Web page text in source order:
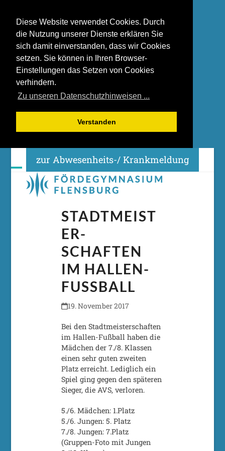
Diese Website verwendet Cookies. Durch
die Nutzung unserer Dienste erklären Sie
sich damit einverstanden, dass wir Cookies
setzen. Sie können in Ihren Browser-
Einstellungen das Setzen von Cookies
verhindern.
Zu unseren Datenschutzhinweisen ...
Verstanden
zur Abwesenheits-/ Krankmeldung
Open
mobile
Close
mobile
STADTMEIST
ER-
SCHAFTEN
IM HALLEN-
FUSSBALL
19. November 2017
Bei den Stadtmeisterschaften
im Hallen-Fußball haben die
Mädchen der 7./8. Klassen
einen sehr guten zweiten
Platz erreicht. Lediglich ein
Spiel ging gegen den späteren
Sieger, die AVS, verloren.
5./6. Mädchen: 1.Platz
5./6. Jungen: 5. Platz
7./8. Jungen: 7.Platz
(Gruppen-Foto mit Jungen